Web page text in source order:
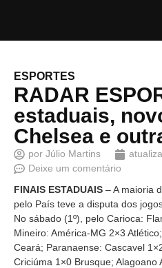
ESPORTES
RADAR
estaduais,
Chelsea e
por Júlio Martins
Deixe um comentário
FINAIS ESTADUAIS – A maioria
pelo País teve a disputa dos
No sábado (1º), pelo Carioca:
Mineiro: América-MG 2×3
Ceará; Paranaense: Cascavel
Criciúma 1×0 Brusque; Alagoano